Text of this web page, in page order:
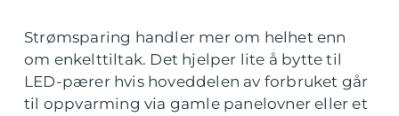
Strømsparing handler mer om helhet enn
om enkelttiltak. Det hjelper lite å bytte til
LED-pærer hvis hoveddelen av forbruket går
til oppvarming via gamle panelovner eller et